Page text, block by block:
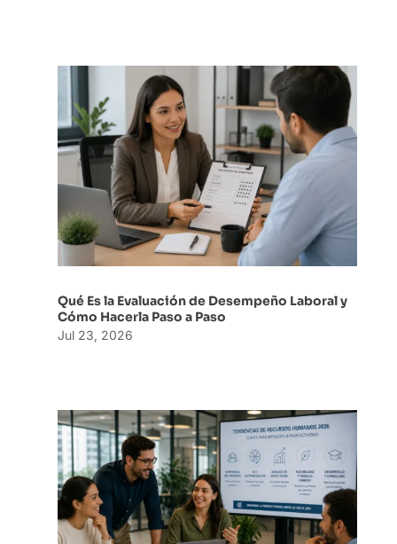
Qué Es la Evaluación de Desempeño Laboral y
Cómo Hacerla Paso a Paso
Jul 23, 2026